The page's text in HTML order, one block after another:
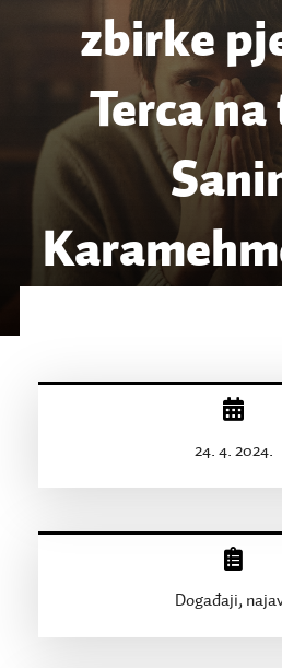
zbirke
Terca
24. 4. 2024.
Događaji,